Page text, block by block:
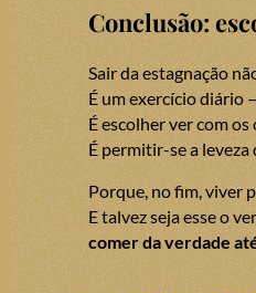
Conclusão:
Sair da estagnação
É um exercício diário
É escolher ver com
É permitir-se a leveza
Porque, no fim, viver
E talvez seja esse o
comer da verdade